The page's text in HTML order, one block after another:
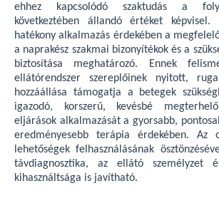
ehhez kapcsolódó szaktudás a
következtében állandó értéket képvisel.
hatékony alkalmazás érdekében a
a naprakész szakmai bizonyítékok és a
biztosítása meghatározó. Ennek
ellátórendszer szereplőinek nyitott,
hozzáállása támogatja a betegek
igazodó, korszerű, kevésbé
eljárások alkalmazását a gyorsabb,
eredményesebb terápia érdekében. Az
lehetőségek felhasználásának
távdiagnosztika, az ellátó személyzet
kihasználtsága is javítható.